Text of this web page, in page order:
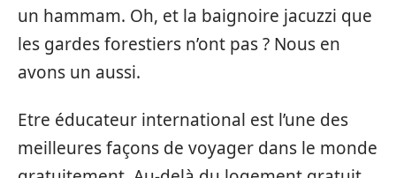
un hammam. Oh, et la baignoire jacuzzi que
les gardes forestiers n’ont pas ? Nous en
avons un aussi.
Etre éducateur international est l’une des
meilleures façons de voyager dans le monde